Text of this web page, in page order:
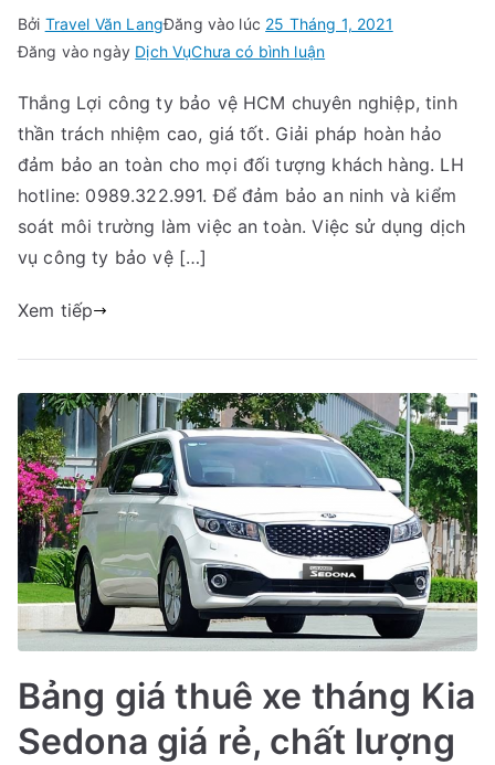
Bởi Travel Văn LangĐăng vào lúc 25 Tháng 1, 2021
Đăng vào ngày Dịch VụChưa có bình luậntrong
ty
bảo
vệ
HCM
–
cho
doanh
nghiệp
Thắng Lợi công ty bảo vệ HCM chuyên nghiệp, tinh
thần trách nhiệm cao, giá tốt. Giải pháp hoàn hảo
đảm bảo an toàn cho mọi đối tượng khách hàng. LH
hotline: 0989.322.991. Để đảm bảo an ninh và kiểm
soát môi trường làm việc an toàn. Việc sử dụng dịch
vụ công ty bảo vệ […]
Xem tiếp
Bảng giá thuê xe tháng Kia
Sedona giá rẻ, chất lượng